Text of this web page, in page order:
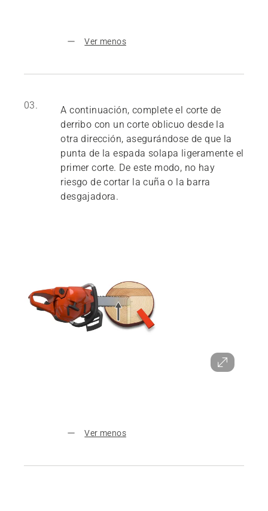
Ver menos
03.
A continuación, complete el corte de
derribo con un corte oblicuo desde la
otra dirección, asegurándose de que la
punta de la espada solapa ligeramente el
primer corte. De este modo, no hay
riesgo de cortar la cuña o la barra
desgajadora.
Ver menos